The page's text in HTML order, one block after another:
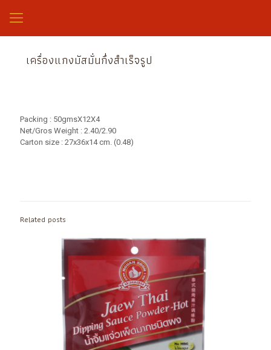
เครื่องแกงมัสมั่นกึ่งสำเร็จรูป
Packing : 50gmsX12X4
Net/Gros Weight : 2.40/2.90
Carton size : 27x36x14 cm. (0.48)
Related posts